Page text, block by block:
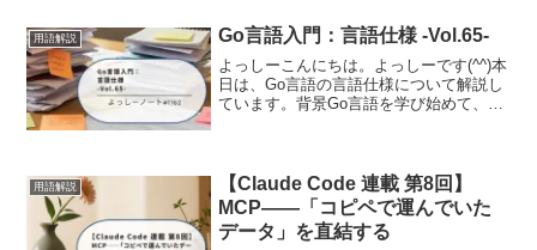
とはConfigMapは、Ku...
用語解説 Go言語入門：言語仕様 -Vol.65-
よっしーこんにちは。よっしーです(^^)本
日は、Go言語の言語仕様について解説し
ています。背景Go言語を学び始めて、公
用語解説
【Claude Code 連載 第8回】
MCP——「コピペで運んでいた
データ」を直結する